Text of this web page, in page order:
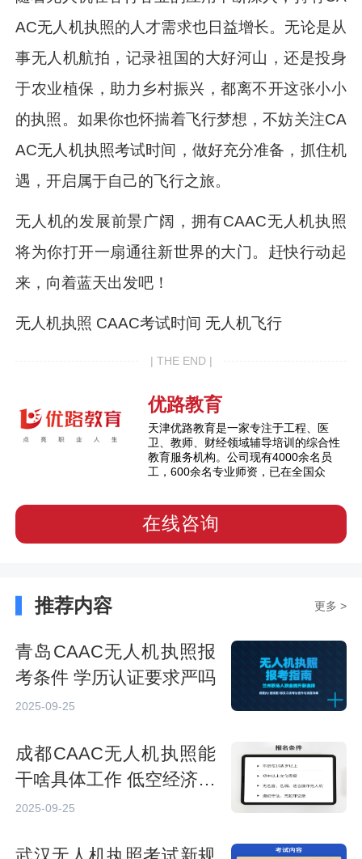
AC无人机执照的人才需求也日益增长。无论是从
事无人机航拍，记录祖国的大好河山，还是投身
于农业植保，助力乡村振兴，都离不开这张小小
的执照。如果你也怀揣着飞行梦想，不妨关注CA
AC无人机执照考试时间，做好充分准备，抓住机
遇，开启属于自己的飞行之旅。
无人机的发展前景广阔，拥有CAAC无人机执照
将为你打开一扇通往新世界的大门。赶快行动起
来，向着蓝天出发吧！
无人机执照 CAAC考试时间 无人机飞行
| THE END |
优路教育
天津优路教育是一家专注于工程、医
卫、教师、财经领域辅导培训的综合性
教育服务机构。公司现有4000余名员
工，600余名专业师资，已在全国众
在线咨询
推荐内容 更多 >
青岛CAAC无人机执照报
考条件 学历认证要求严吗
2025-09-25
成都CAAC无人机执照能
干啥具体工作 低空经济前
景好吗
2025-09-25